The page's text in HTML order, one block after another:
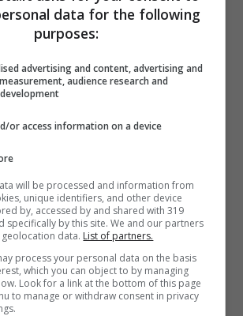
l'altro lembo della sfoglia sopra
Una volta arrotolato,
nella pellicola e lasciamo
in frigo per 30 minuti.
una forma rettangolare.
in tre parti come prima e
in frigo per 30 minuti.
data for the following
purposes:
advertising and content, advertising and
audience research and
or access information on a device
will be processed and information from
unique identifiers, and other device
by, accessed by and shared with 319
specifically by this site. We and our partners
data. List of partners.
process your personal data on the basis
which you can object to by managing
Look for a link at the bottom of this page
to manage or withdraw consent in privacy